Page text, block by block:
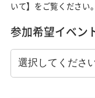
いて】をご覧ください。
参加希望イベン